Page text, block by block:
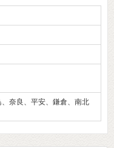
奈良、平安、鎌倉、南北